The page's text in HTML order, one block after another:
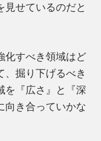
見せているのだと
化すべき領域はど
、掘り下げるべき
を『広さ』と『深
向き合っていかな